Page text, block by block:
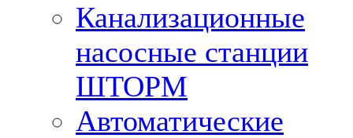
Канализационные
насосные станции
ШТОРМ
Автоматические